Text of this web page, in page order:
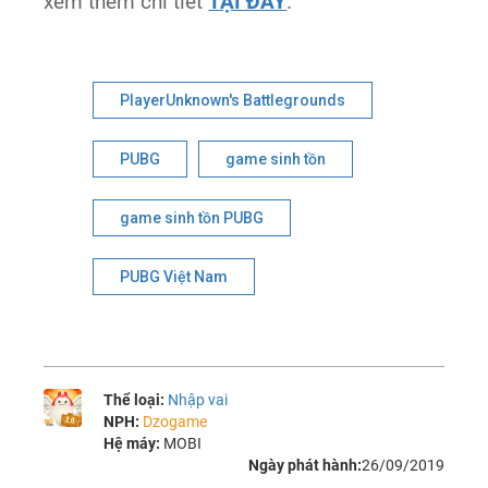
PlayerUnknown's Battlegrounds
PUBG game sinh tồn
game sinh tồn PUBG
PUBG Việt Nam
Thể loại: Nhập vai
NPH: Dzogame
Hệ máy: MOBI
Ngày phát hành:26/09/2019